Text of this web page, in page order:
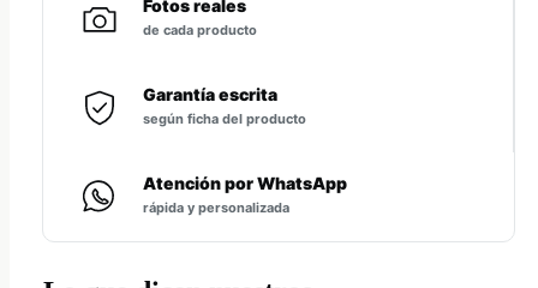
Fotos reales
de cada producto
Garantía escrita
según ficha del producto
Atención por WhatsApp
rápida y personalizada